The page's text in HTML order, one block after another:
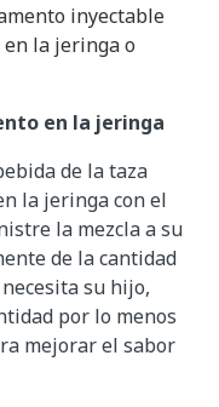
inyectable
la jeringa o
en la jeringa
de la taza
la jeringa con el
la mezcla a su
de la cantidad
su hijo,
por lo menos
mejorar el sabor